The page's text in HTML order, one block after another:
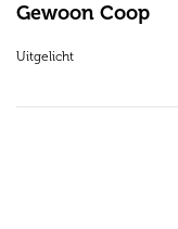
Gewoon Coop
Uitgelicht